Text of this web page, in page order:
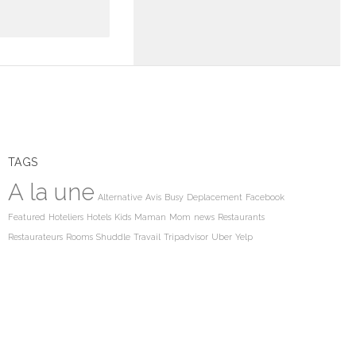
TAGS
A la une Alternative Avis Busy Deplacement Facebook
Featured Hoteliers Hotels Kids Maman Mom news Restaurants
Restaurateurs Rooms Shuddle Travail Tripadvisor Uber Yelp